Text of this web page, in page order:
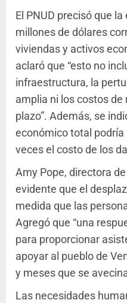
El PNUD precisó que
millones de dólares
viviendas y activos
aclaró que “esto no
infraestructura, la
amplia ni los costos
plazo”. Además, se
económico total podría
veces el costo de los
Amy Pope, directora
evidente que el
medida que las
Agregó que “una
para proporcionar
apoyar al pueblo de
y meses que se
Las necesidades